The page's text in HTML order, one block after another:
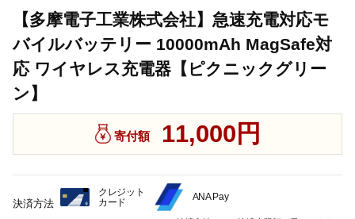
【多摩電子工業株式会社】急速充電対応モ
バイルバッテリー 10000mAh MagSafe対
応 ワイヤレス充電器【ピクニックグリー
ン】
寄付額 11,000円
決済方法
クレジット
カード
ANA Pay